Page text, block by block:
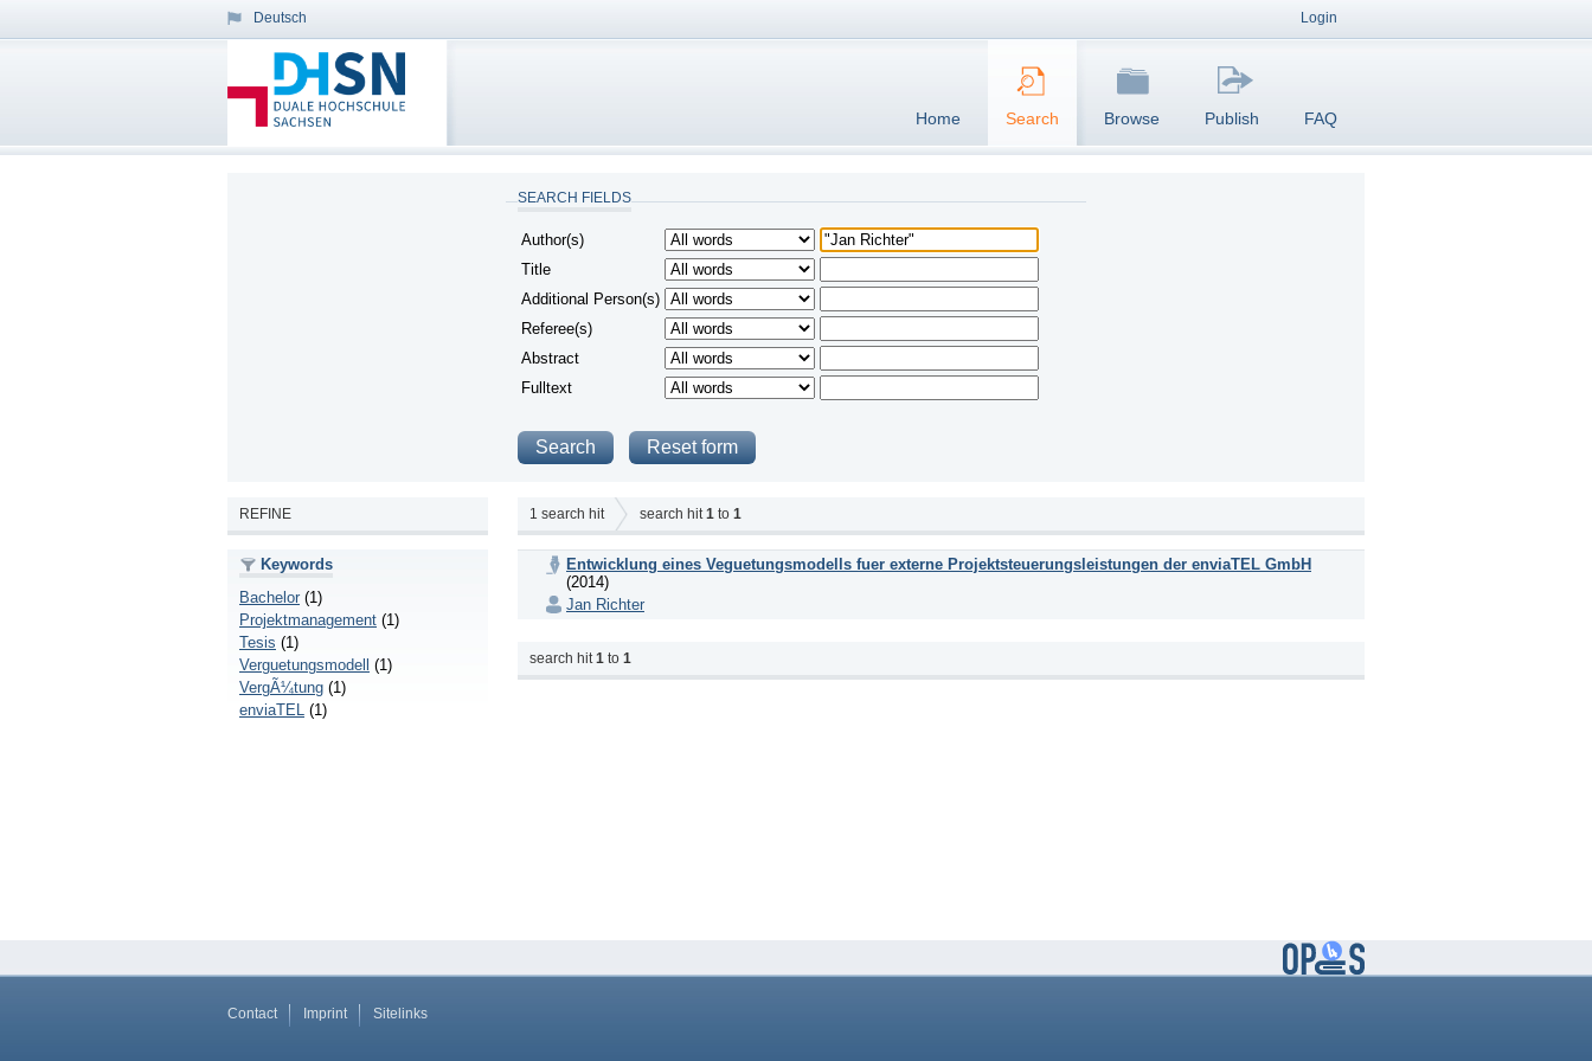
Deutsch Login
Home Search Browse Publish FAQ
SEARCH FIELDS
Author(s)
Title
Additional Person(s)
Referee(s)
Abstract
Fulltext
REFINE
Keywords
Bachelor(1)
Projektmanagement (1)
Tesis (1)
Verguetungsmodell
(1)
VergÃ¼tung (1)
enviaTEL
(1)
1 search hit search hit 1 to 1
Entwicklung eines Veguetungsmodells fuer externe Projektsteuerungsleistungen der enviaTEL GmbH
(2014)
Jan Richter
search hit1 to 1
Contact Imprint Sitelinks